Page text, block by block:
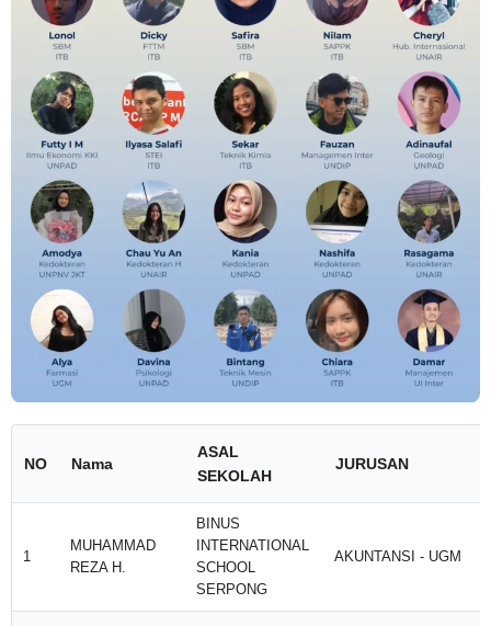
NO Nama
ASAL
SEKOLAH
JURUSAN
1
MUHAMMAD
REZA H.
BINUS
INTERNATIONAL
SCHOOL
SERPONG
AKUNTANSI - UGM